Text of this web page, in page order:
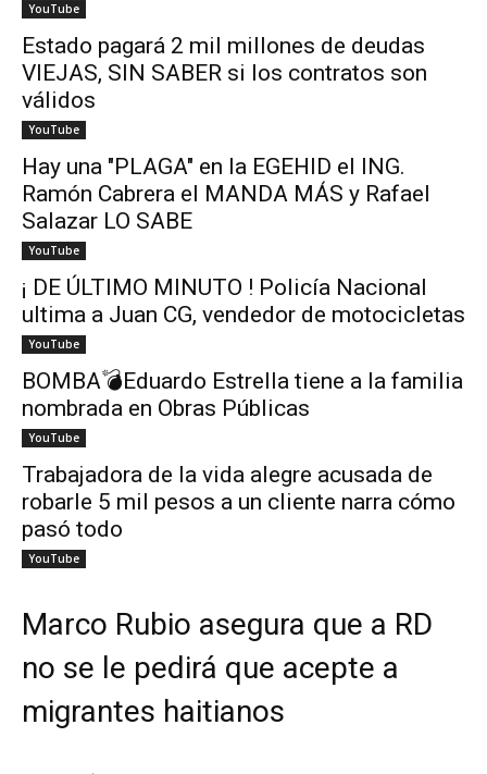
YouTube
Estado pagará 2 mil millones de deudas
VIEJAS, SIN SABER si los contratos son
válidos
YouTube
Hay una "PLAGA" en la EGEHID el ING.
Ramón Cabrera el MANDA MÁS y Rafael
Salazar LO SABE
YouTube
¡ DE ÚLTIMO MINUTO ! Policía Nacional
ultima a Juan CG, vendedor de motocicletas
YouTube
BOMBA💣Eduardo Estrella tiene a la familia
nombrada en Obras Públicas
YouTube
Trabajadora de la vida alegre acusada de
robarle 5 mil pesos a un cliente narra cómo
pasó todo
YouTube
Marco Rubio asegura que a RD
no se le pedirá que acepte a
migrantes haitianos